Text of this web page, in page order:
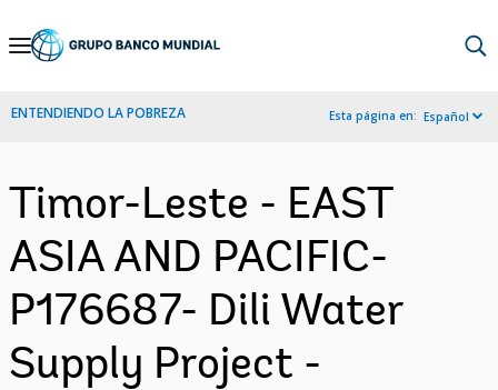
Skip
Navigation
ENTENDIENDO LA POBREZA Esta página en: Español
Timor-Leste - EAST
ASIA AND PACIFIC-
P176687- Dili Water
Supply Project -